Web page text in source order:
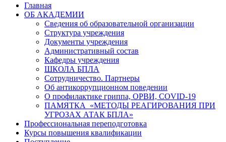
Главная
ОБ АКАДЕМИИ
Сведения об образовательной организации
Структура учреждения
Документы учреждения
Административный состав
Кафедры учреждения
ШКОЛА БПЛА
Сотрудничество. Партнеры
Об антикоррупционном поведении
О профилактике гриппа, ОРВИ, COVID-19
ПАМЯТКА «МЕТОДЫ РЕАГИРОВАНИЯ ПРИ
УГРОЗАХ АТАК БПЛА»
Профессиональная переподготовка
Курсы повышения квалификации